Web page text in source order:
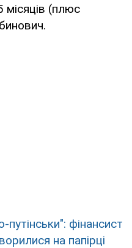
місяців (плюс
путінськи": фінансист
на папірці